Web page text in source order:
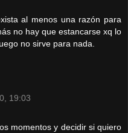
al menos una razón para
no hay que estancarse xq lo
no sirve para nada.
19:03
momentos y decidir si quiero